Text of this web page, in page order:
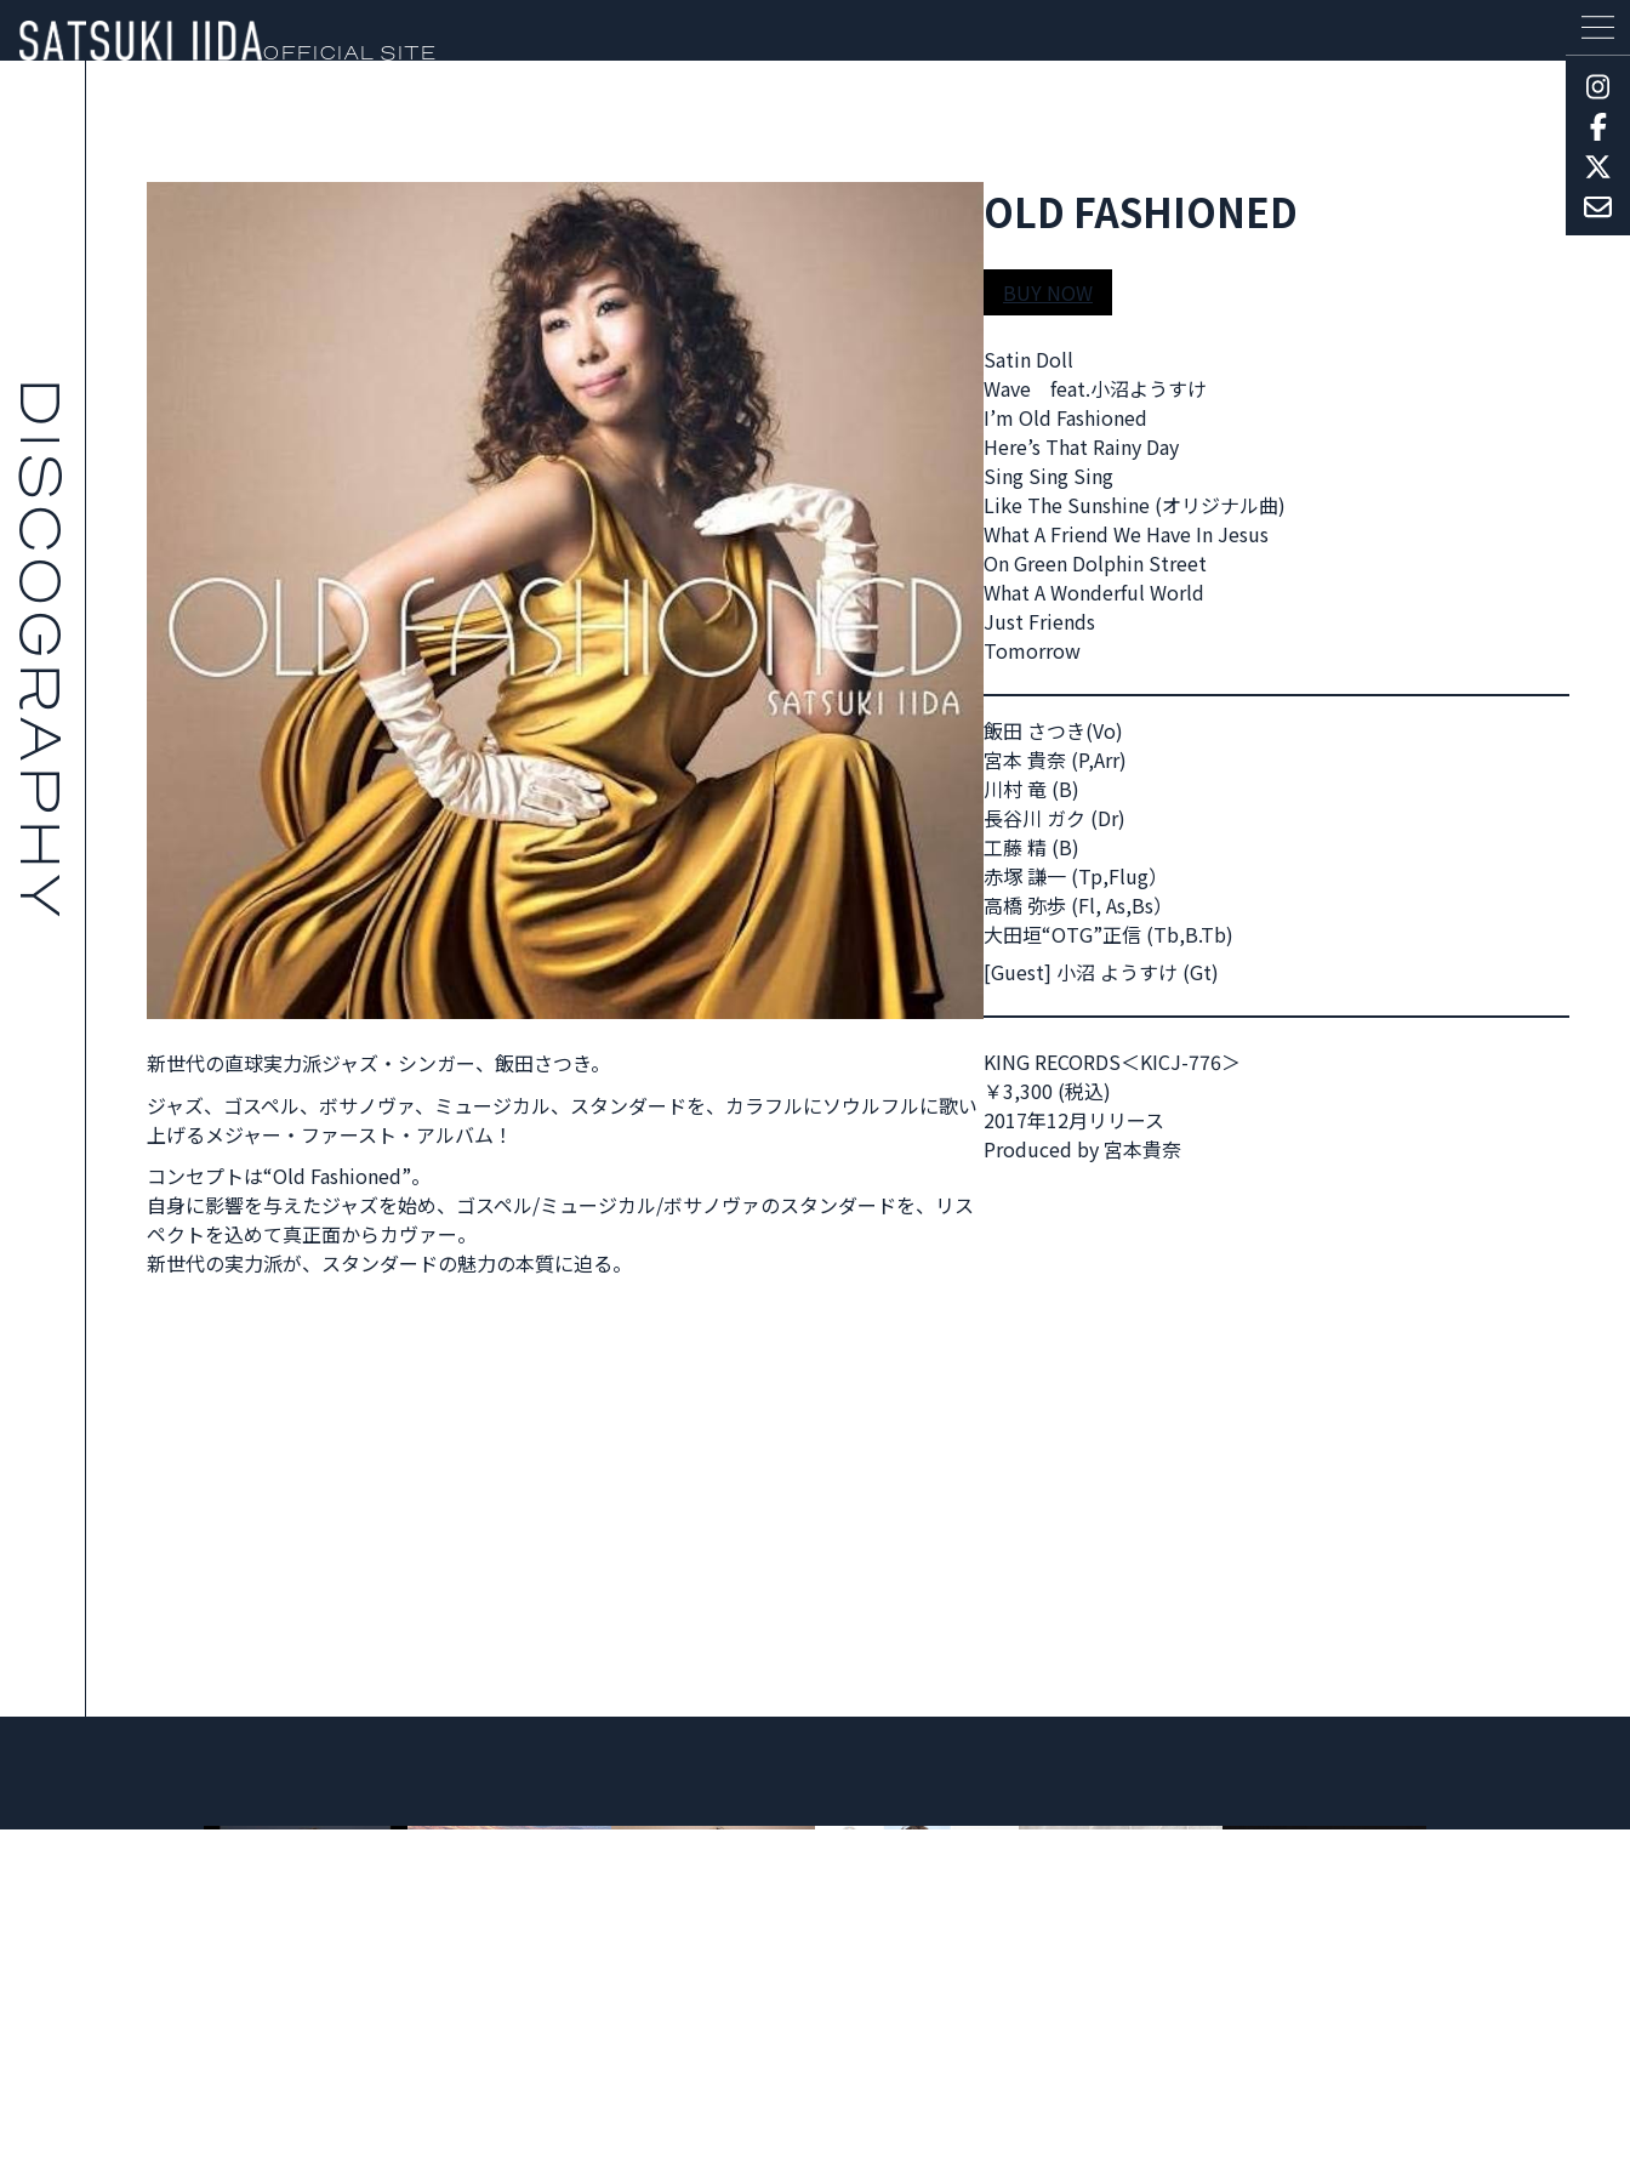
OFFICIAL SITE
PROFILE
SCHEDULE
DISCOGRAPHY
新世代の直球実力派ジャズ・シンガー、飯田さつき。
ジャズ、ゴスペル、ボサノヴァ、ミュージカル、スタンダードを、カラフルにソウルフルに歌い
上げるメジャー・ファースト・アルバム！
コンセプトは“Old Fashioned”。
自身に影響を与えたジャズを始め、ゴスペル/ミュージカル/ボサノヴァのスタンダードを、リス
ペクトを込めて真正面からカヴァー。
新世代の実力派が、スタンダードの魅力の本質に迫る。
OLD FASHIONED
BUY NOW
Satin Doll
Wave feat.小沼ようすけ
I’m Old Fashioned
Here’s That Rainy Day
Sing Sing Sing
Like The Sunshine (オリジナル曲)
What A Friend We Have In Jesus
On Green Dolphin Street
What A Wonderful World
Just Friends
Tomorrow
飯田 さつき(Vo)
宮本 貴奈 (P,Arr)
川村 竜 (B)
長谷川 ガク (Dr)
工藤 精 (B)
赤塚 謙一 (Tp,Flug）
高橋 弥歩 (Fl, As,Bs）
大田垣“OTG”正信 (Tb,B.Tb)
[Guest] 小沼 ようすけ (Gt)
KING RECORDS＜KICJ-776＞
￥3,300 (税込)
2017年12月リリース
Produced by 宮本貴奈